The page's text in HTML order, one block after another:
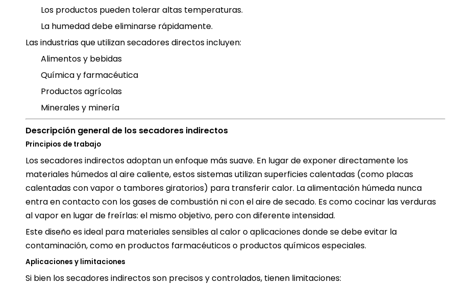
Los productos pueden tolerar altas temperaturas.
La humedad debe eliminarse rápidamente.
Las industrias que utilizan secadores directos incluyen:
Alimentos y bebidas
Química y farmacéutica
Productos agrícolas
Minerales y minería
Descripción general de los secadores indirectos
Principios de trabajo
Los secadores indirectos adoptan un enfoque más suave. En lugar de exponer directamente los
materiales húmedos al aire caliente, estos sistemas utilizan superficies calentadas (como placas
calentadas con vapor o tambores giratorios) para transferir calor. La alimentación húmeda nunca
entra en contacto con los gases de combustión ni con el aire de secado. Es como cocinar las verduras
al vapor en lugar de freírlas: el mismo objetivo, pero con diferente intensidad.
Este diseño es ideal para materiales sensibles al calor o aplicaciones donde se debe evitar la
contaminación, como en productos farmacéuticos o productos químicos especiales.
Aplicaciones y limitaciones
Si bien los secadores indirectos son precisos y controlados, tienen limitaciones: